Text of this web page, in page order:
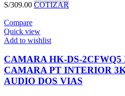
S/309.00 COTIZAR
Compare
Quick view
Add to wishlist
CAMARA HK-DS-
CAMARA PT INTERIOR
AUDIO DOS VIAS